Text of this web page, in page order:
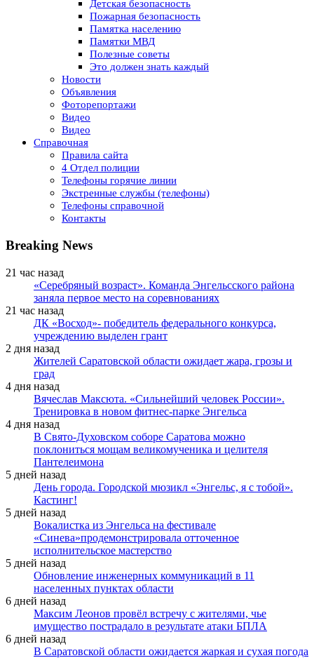
Детская безопасность
Пожарная безопасность
Памятка населению
Памятки МВД
Полезные советы
Это должен знать каждый
Новости
Объявления
Фоторепортажи
Видео
Видео
Справочная
Правила сайта
4 Отдел полиции
Телефоны горячие линии
Экстренные службы (телефоны)
Телефоны справочной
Контакты
Breaking News
21 час назад
«Серебряный возраст». Команда Энгельсского района
заняла первое место на соревнованиях
21 час назад
ДК «Восход»- победитель федерального конкурса,
учреждению выделен грант
2 дня назад
Жителей Саратовской области ожидает жара, грозы и
град
4 дня назад
Вячеслав Максюта. «Сильнейший человек России».
Тренировка в новом фитнес-парке Энгельса
4 дня назад
В Свято-Духовском соборе Саратова можно
поклониться мощам великомученика и целителя
Пантелеимона
5 дней назад
День города. Городской мюзикл «Энгельс, я с тобой».
Кастинг!
5 дней назад
Вокалистка из Энгельса на фестивале
«Синева»продемонстрировала отточенное
исполнительское мастерство
5 дней назад
Обновление инженерных коммуникаций в 11
населенных пунктах области
6 дней назад
Максим Леонов провёл встречу с жителями, чье
имущество пострадало в результате атаки БПЛА
6 дней назад
В Саратовской области ожидается жаркая и сухая погода